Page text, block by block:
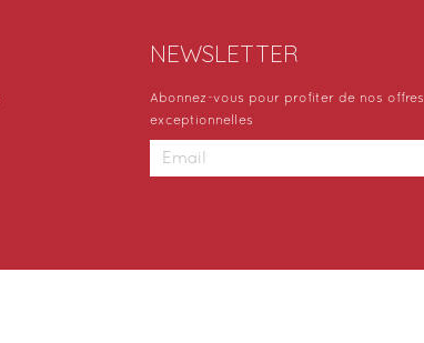
NEWSLETTER
Abonnez-vous pour profiter de nos offres
exceptionnelles